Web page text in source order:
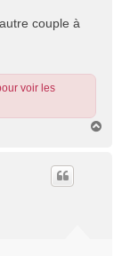
couple à
voir les